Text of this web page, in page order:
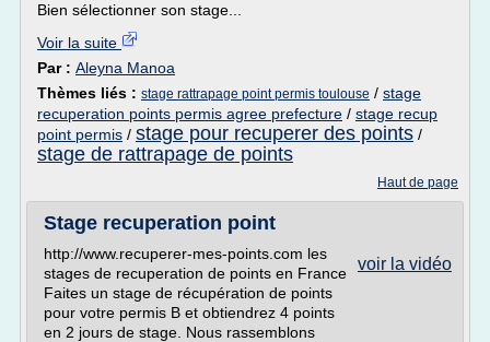
Bien sélectionner son stage...
Voir la suite
Par : Aleyna Manoa
Thèmes liés : stage rattrapage point permis toulouse / stage
recuperation points permis agree prefecture / stage recup
point permis / stage pour recuperer des points /
stage de rattrapage de points
Haut de page
Stage recuperation point
voir la vidéo
http://www.recuperer-mes-points.com les
stages de recuperation de points en France
Faites un stage de récupération de points
pour votre permis B et obtiendrez 4 points
en 2 jours de stage. Nous rassemblons